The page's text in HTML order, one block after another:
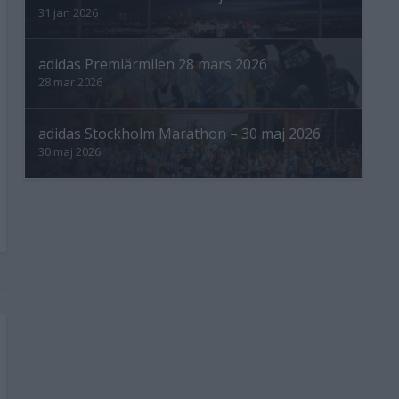
31 jan 2026
adidas Premiärmilen 28 mars 2026
28 mar 2026
adidas Stockholm Marathon – 30 maj 2026
30 maj 2026